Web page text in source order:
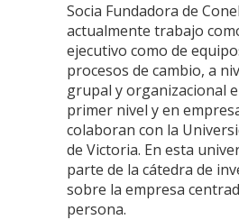
Socia Fundadora de
actualmente trabajo
ejecutivo como de
procesos de cambio, a
grupal y organizacional
primer nivel y en
colaboran con la
de Victoria. En esta
parte de la cátedra de
sobre la empresa
persona.